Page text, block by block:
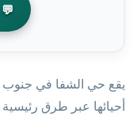
يقع حي الشفا في جنوب
أحيائها عبر طرق